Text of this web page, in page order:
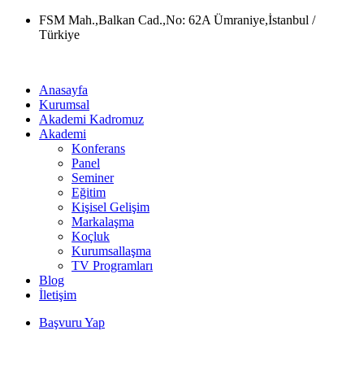
Skip
FSM Mah.,Balkan Cad.,No: 62A Ümraniye,İstanbul /
Türkiye
Anasayfa
Kurumsal
Akademi Kadromuz
Akademi
Konferans
Panel
Seminer
Eğitim
Kişisel Gelişim
Markalaşma
Koçluk
Kurumsallaşma
TV Programları
Blog
İletişim
Başvuru Yap